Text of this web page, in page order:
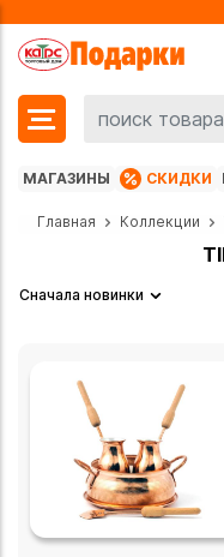
МАГАЗИНЫ СКИДКИ
Главная Коллекции
Сначала новинки